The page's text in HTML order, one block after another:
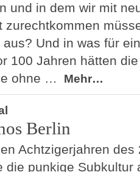
und in dem wir mit
zurechtkommen
Und in was für
100 Jahren hätten
ohne …
Mehr…
Berlin
Achtzigerjahren des
die punkige Subkultur